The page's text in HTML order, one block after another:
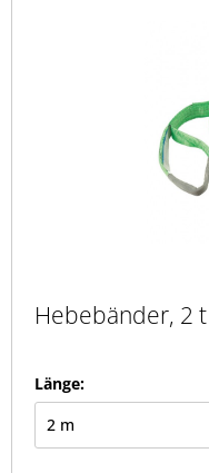
Hebebänder, 2 t
Länge: